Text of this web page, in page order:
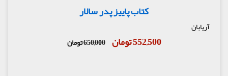
کتاب پاییز پدر سالار
آریابان
552,500 تومان 650,000 تومان